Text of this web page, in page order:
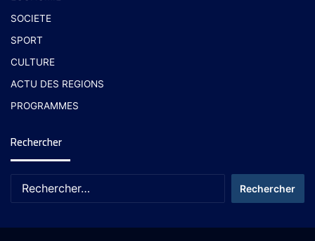
SOCIETE
SPORT
CULTURE
ACTU DES REGIONS
PROGRAMMES
Rechercher